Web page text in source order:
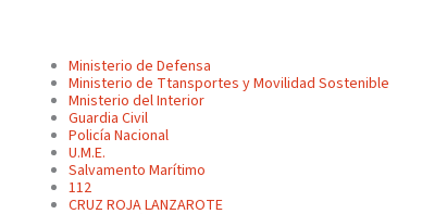
Ministerio de Defensa
Ministerio de Ttansportes y Movilidad Sostenible
Mnisterio del Interior
Guardia Civil
Policía Nacional
U.M.E.
Salvamento Marítimo
112
CRUZ ROJA LANZAROTE